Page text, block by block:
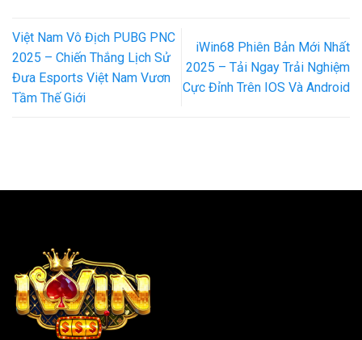
Việt Nam Vô Địch PUBG PNC
2025 – Chiến Thắng Lịch Sử
Đưa Esports Việt Nam Vươn
Tầm Thế Giới
iWin68 Phiên Bản Mới Nhất
2025 – Tải Ngay Trải Nghiệm
Cực Đỉnh Trên IOS Và Android